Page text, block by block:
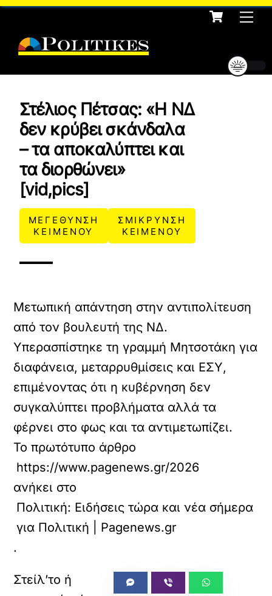
Skip
content
Cart
Στέλιος Πέτσας: «Η ΝΔ
δεν κρύβει σκάνδαλα
– τα αποκαλύπτει και
τα διορθώνει»
[vid,pics]
ΜΕΓΕΘΥΝΣΗ
ΚΕΙΜΕΝΟΥ
ΣΜΙΚΡΥΝΣΗ
ΚΕΙΜΕΝΟΥ
Μετωπική απάντηση στην αντιπολίτευση
από τον βουλευτή της ΝΔ.
Υπερασπίστηκε τη γραμμή Μητσοτάκη για
διαφάνεια, μεταρρυθμίσεις και ΕΣΥ,
επιμένοντας ότι η κυβέρνηση δεν
συγκαλύπτει προβλήματα αλλά τα
φέρνει στο φως και τα αντιμετωπίζει.
Το πρωτότυπο άρθρο
https://www.pagenews.gr/2026/06/15/
ανήκει στο
Πολιτική: Ειδήσεις τώρα και νέα σήμερα
για Πολιτική | Pagenews.gr
.